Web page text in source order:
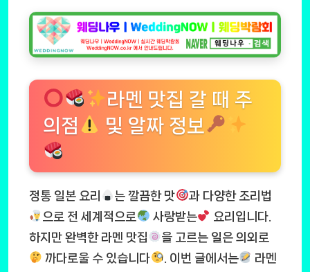
라멘 맛집 갈 때 주
의점
및 알짜 정보
정통 일본 요리 는 깔끔한 맛
과 다양한 조리법
으로 전 세계적으로
사랑받는
요리입니다.
하지만 완벽한 라멘 맛집
을 고르는 일은 의외로
까다로울 수 있습니다
. 이번 글에서는
라멘